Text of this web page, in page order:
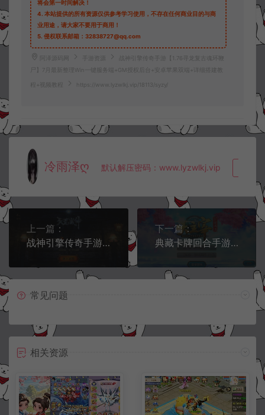
将会第一时间解决！
4. 本站提供的所有资源仅供参考学习使用，不存在任何商业目的与商
业用途，请大家不要用于商用！
5. 侵权联系邮箱：32838727@qq.com
阿泽源码网 手游资源
战神引擎传奇手游【1.76寻龙复古魂环鞭
尸】7月最新整理Win一键服务端+GM授权后台+安卓苹果双端+详细搭建教
程+视频教程 https://www.lyzwlkj.vip/18113/syzy/
冷雨泽ღ 默认解压密码：www.lyzwlkj.vip
上一篇：
战神引擎传奇手游【天荒战神三职业[白猪3.1]】7月最新整理Win一键服务端+GM授权后台+安卓苹果双端+详细搭建教程+视频教程
下一篇：
典藏卡牌回合手游【大主宰】7月最新整理Win一键服务端+离线假人+GM后台+安卓+详细搭建教程
常见问题
相关资源